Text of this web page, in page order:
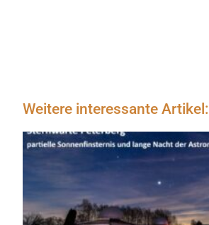
Weitere interessante Artikel: